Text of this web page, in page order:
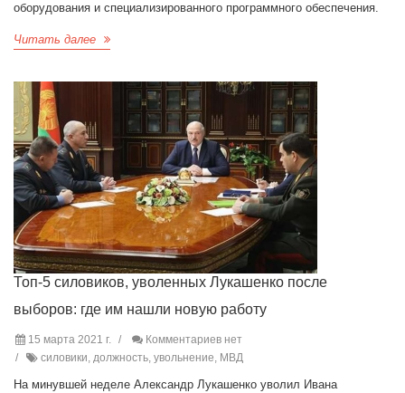
оборудования и специализированного программного обеспечения.
Читать далее
Топ-5 силовиков, уволенных Лукашенко после
выборов: где им нашли новую работу
15 марта 2021 г.
Комментариев нет
силовики, должность, увольнение, МВД
На минувшей неделе Александр Лукашенко уволил Ивана